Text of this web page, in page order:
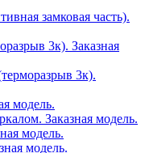
замковая часть).
3к). Заказная
3к).
модель.
Заказная модель.
модель.
модель.